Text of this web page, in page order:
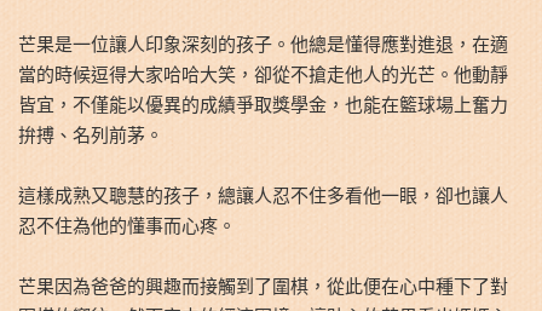
芒果是一位讓人印象深刻的孩子。他總是懂得應對進退，在適
當的時候逗得大家哈哈大笑，卻從不搶走他人的光芒。他動靜
皆宜，不僅能以優異的成績爭取獎學金，也能在籃球場上奮力
拚搏、名列前茅。
這樣成熟又聰慧的孩子，總讓人忍不住多看他一眼，卻也讓人
忍不住為他的懂事而心疼。
芒果因為爸爸的興趣而接觸到了圍棋，從此便在心中種下了對